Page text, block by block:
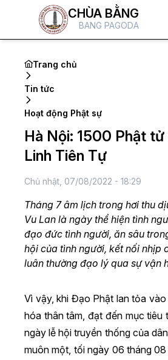
CHÙA BẰNG
BANG PAGODA
Trang chủ
Tin tức
Hoạt động Phật sự
Hà Nội: 1500 Phật
Linh Tiên Tự
Chủ nhật, 07/08/2022 - 18:29
Tháng 7 âm lịch trong hơi thu
Vu Lan là ngày thể hiện tình
đạo đức tình người, ăn sâu
hội của tình người, kết nối nhịp
luân thường đạo lý qua sự vận
Vì vậy, khi Đạo Phật lan tỏa
hóa thân tâm, đạt đến mục tiêu
ngày lễ hội truyền thống của
muôn một, tối ngày 06 tháng